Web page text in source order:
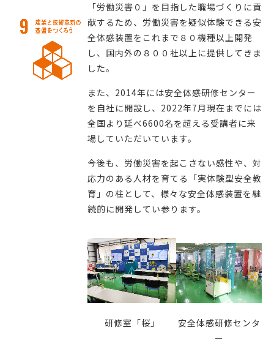
「労働災害０」を目指した職場づくりに貢
献するため、労働災害を疑似体験できる安
全体感装置をこれまで８０機種以上開発
し、国内外の８００社以上に提供してきま
した。
また、2014年には安全体感研修センター
を自社に開設し、2022年7月現在までには
全国より延べ6600名を超える受講者に来
場していただいています。
今後も、労働災害を起こさない感性や、対
応力のある人材を育てる「実体験型安全教
育」の柱として、様々な安全体感装置を継
続的に開発してい参ります。
研修室「桜」
安全体感研修センタ
ー